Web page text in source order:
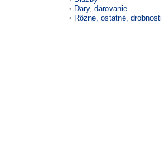
Dary, darovanie
Rôzne, ostatné, drobnosti